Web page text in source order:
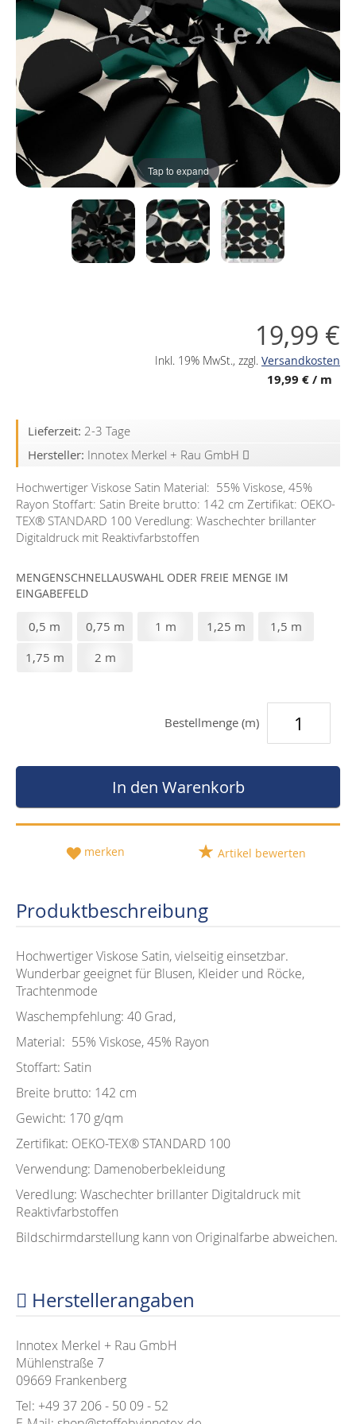
Tap to expand
19,99 €
Inkl. 19% MwSt., zzgl. Versandkosten
19,99 €/ m
Lieferzeit: 2-3 Tage
Hersteller: Innotex Merkel + Rau GmbH
Hochwertiger Viskose Satin Material: 55% Viskose, 45%
Rayon Stoffart: Satin Breite brutto: 142 cm Zertifikat: OEKO-
TEX®️ STANDARD 100 Veredlung: Waschechter brillanter
Digitaldruck mit Reaktivfarbstoffen
MENGENSCHNELLAUSWAHL ODER FREIE MENGE IM
EINGABEFELD
0,5 m 0,75 m 1 m 1,25 m
1,5 m
1,75 m
2 m
Bestellmenge (m)
In den Warenkorb
merken Artikel bewerten
Produktbeschreibung
Hochwertiger Viskose Satin, vielseitig einsetzbar.
Wunderbar geeignet für Blusen, Kleider und Röcke,
Trachtenmode
Waschempfehlung: 40 Grad,
Material: 55% Viskose, 45% Rayon
Stoffart: Satin
Breite brutto: 142 cm
Gewicht: 170 g/qm
Zertifikat: OEKO-TEX®️ STANDARD 100
Verwendung: Damenoberbekleidung
Veredlung: Waschechter brillanter Digitaldruck mit
Reaktivfarbstoffen
Bildschirmdarstellung kann von Originalfarbe abweichen.
Herstellerangaben
Innotex Merkel + Rau GmbH
Mühlenstraße 7
09669 Frankenberg
Tel: +49 37 206 - 50 09 - 52